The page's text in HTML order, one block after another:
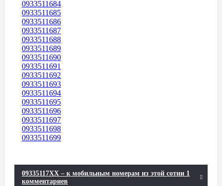
0933511684
0933511685
0933511686
0933511687
0933511688
0933511689
0933511690
0933511691
0933511692
0933511693
0933511694
0933511695
0933511696
0933511697
0933511698
0933511699
09335117XX – к мобильным номерам из этой сотни 1
комментариев